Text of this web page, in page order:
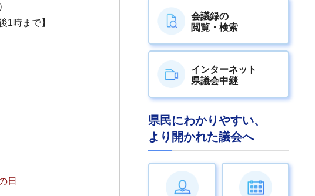
1時まで】
日
会議録の
閲覧・検索
インターネット
県議会中継
県民にわかりやすい、
より開かれた議会へ